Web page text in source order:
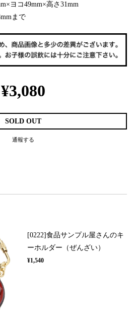
ヨコ49mm×高さ31mm
まで
¥3,080
SOLD OUT
通報する
[0222]食品サンプル屋さんのキ
ーホルダー（ぜんざい）
¥1,540